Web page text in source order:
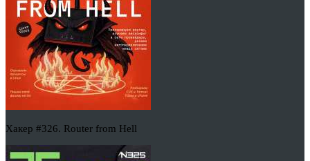
Хакер #326. Router from Hell